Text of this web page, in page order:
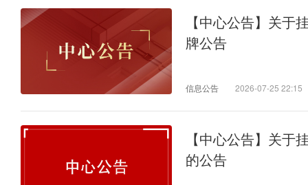
【中心公告】关于
牌公告
信息公告 2026-07-25 22:15
【中心公告】关于
的公告